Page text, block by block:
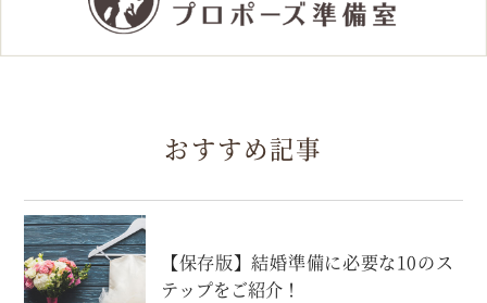
おすすめ記事
【保存版】結婚準備に必要な10のス
テップをご紹介！